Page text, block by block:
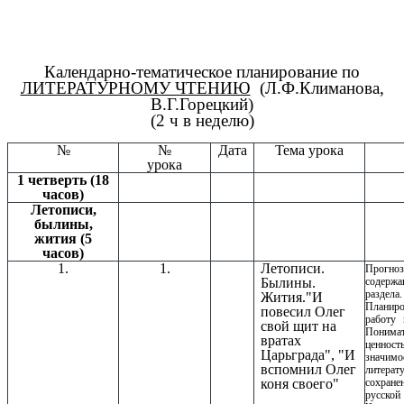
Календарно-тематическое планирование по
ЛИТЕРАТУРНОМУ ЧТЕНИЮ (Л.Ф.Климанова,
В.Г.Горецкий)
(2 ч в неделю)
№
№
урока
Дата
Тема урока
1 четверть (18
часов)
Летописи,
былины,
жития (5
часов)
1.
1.
Летописи.
Былины.
Жития."И
повесил Олег
свой щит на
вратах
Царьграда", "И
вспомнил Олег
коня своего"
раздела.
работу